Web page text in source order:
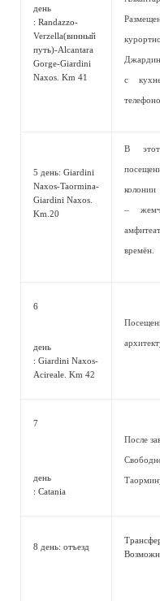
день
: Randazzo-
Verzella(винный
путь)-Alcantara
Gorge-Giardini
Naxos. Km 41
с
5 день: Giardini
Naxos-Taormina-
Giardini Naxos.
Km.20
В этот
–
времён.
6
день
: Giardini Naxos-
Acireale. Km 42
7
день
: Catania
После
8 день: отъезд